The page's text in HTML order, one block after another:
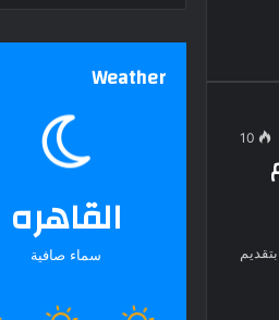
10
Weather
القاهره
سماء صافية